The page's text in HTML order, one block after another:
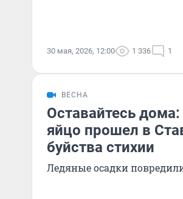
30 мая, 2026, 12:00 1 336 1
ВЕСНА
Оставайтесь
яйцо прошел в
буйства стихии
Ледяные осадки